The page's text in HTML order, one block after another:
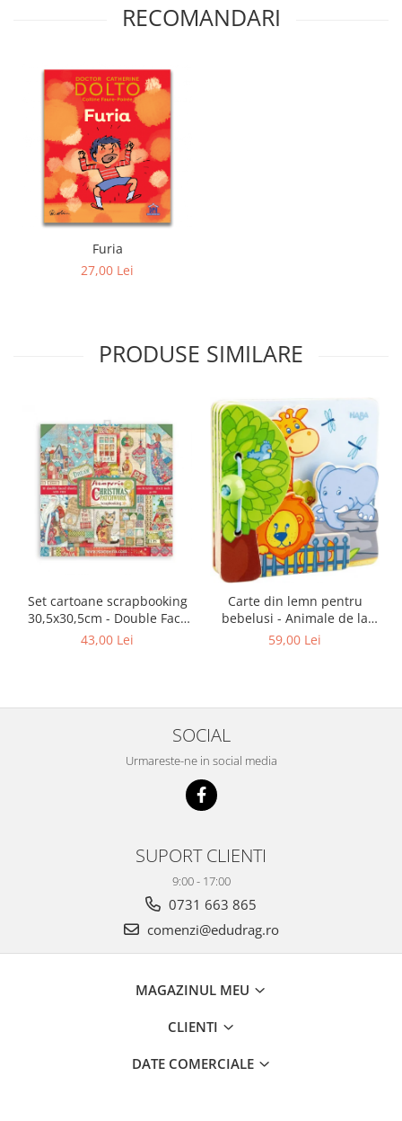
RECOMANDARI
Furia
27,00 Lei
PRODUSE SIMILARE
Set cartoane scrapbooking
30,5х30,5cm - Double Face
Christmas Patchwork
43,00 Lei
Carte din lemn pentru
bebelusi - Animale de la
zoo, Haba
59,00 Lei
SOCIAL
Urmareste-ne in social media
SUPORT CLIENTI
9:00 - 17:00
0731 663 865
comenzi@edudrag.ro
MAGAZINUL MEU
CLIENTI
DATE COMERCIALE